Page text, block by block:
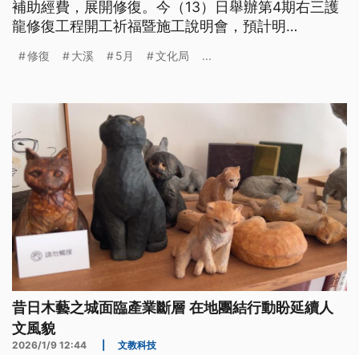
補助經費，展開修復。今（13）日舉辦第4期右三護
龍修復工程開工祈福暨施工說明會，預計明
串聯老城區和頭寮地區，帶動大溪地方文化觀光產
修復 大溪 5月 文化局 ...
昔日木藝之城面臨產業斷層 在地團結行動盼延續人
文風貌
2026/1/9 12:44 文教科技